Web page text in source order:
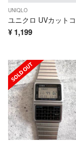
UNIQLO
¥ 1,199